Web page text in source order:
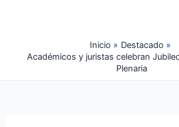
Inicio
Destacado
Académicos y juristas celebran
Plenaria